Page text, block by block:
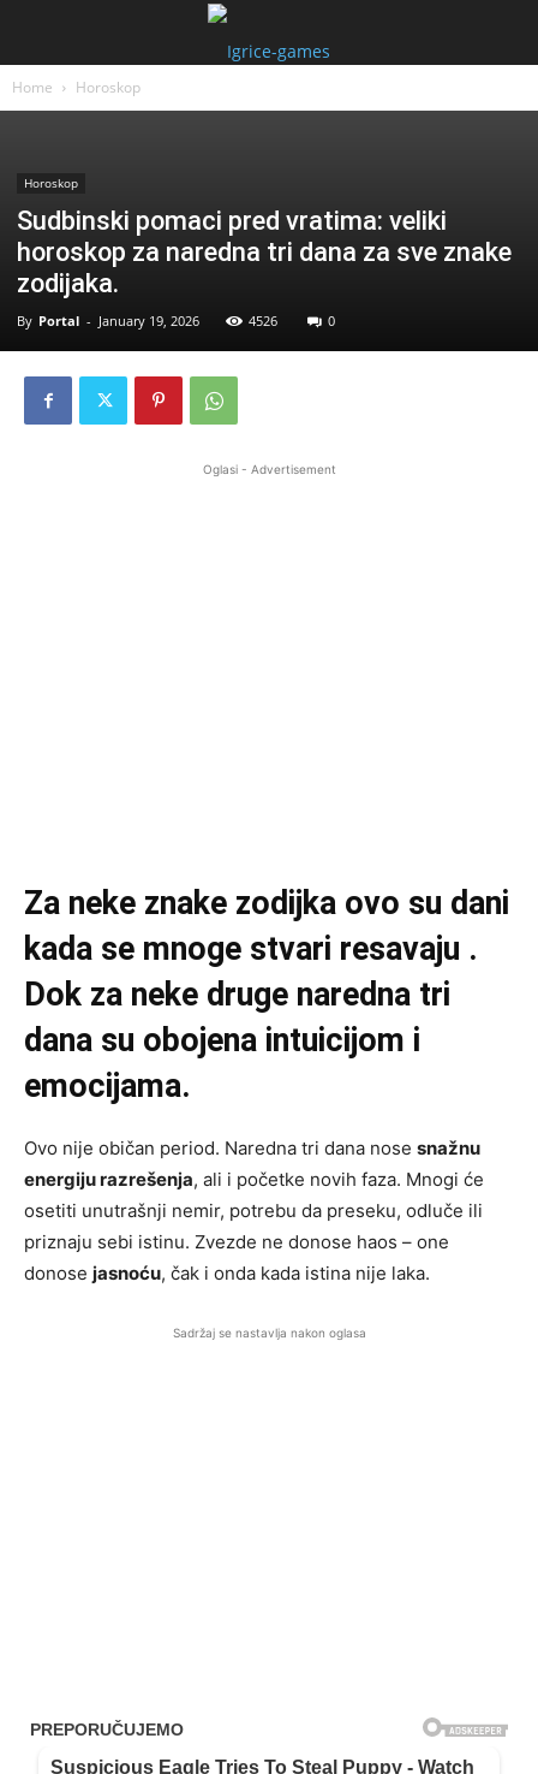
Home Horoskop
Horoskop
Sudbinski pomaci pred vratima: veliki
horoskop za naredna tri dana za sve znake
zodijaka.
By Portal - January 19, 2026 4526 0
Oglasi - Advertisement
Za neke znake zodijka ovo su dani
kada se mnoge stvari resavaju .
Dok za neke druge naredna tri
dana su obojena intuicijom i
emocijama.
Ovo nije običan period. Naredna tri dana nose snažnu
energiju razrešenja, ali i početke novih faza. Mnogi će
osetiti unutrašnji nemir, potrebu da preseku, odluče ili
priznaju sebi istinu. Zvezde ne donose haos – one
donose jasnoću, čak i onda kada istina nije laka.
Sadržaj se nastavlja nakon oglasa